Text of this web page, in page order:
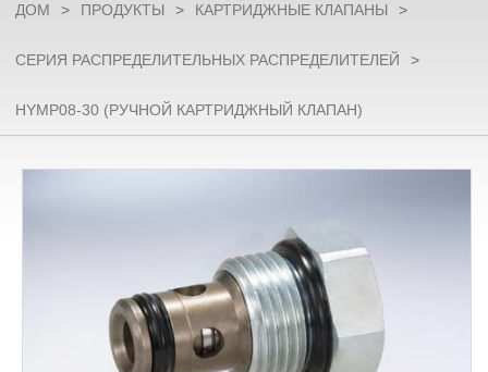
ДОМ > ПРОДУКТЫ > КАРТРИДЖНЫЕ КЛАПАНЫ >
СЕРИЯ РАСПРЕДЕЛИТЕЛЬНЫХ РАСПРЕДЕЛИТЕЛЕЙ >
HYMP08-30 (РУЧНОЙ КАРТРИДЖНЫЙ КЛАПАН)